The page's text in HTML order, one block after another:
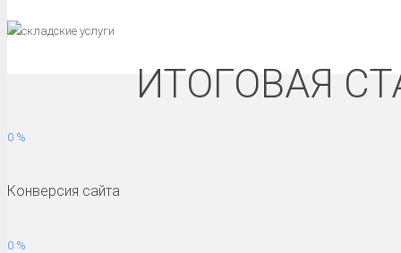
ИТОГОВАЯ
0 %
Конверсия сайта
0 %